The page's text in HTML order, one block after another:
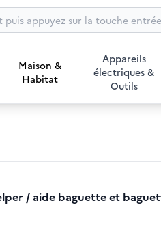
Maison &
Habitat
Appareils
électriques &
Outils
/ aide baguette et